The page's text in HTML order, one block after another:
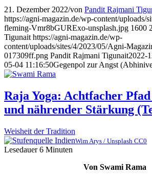
21. Dezember 2022/von Pandit Rajmani
https://agni-magazin.de/wp-content/uploads/
fleming-Vmr8bGURExo-unsplash.jpg 1600
Tigunait https://agni-magazin.de/wp-
content/uploads/sites/4/2023/05/Agni-
017309ff.png Pandit Rajmani Tigunait2022-
05-04 11:16:50Gegenpol zur Angst
Raja Yoga: Achtfacher
und nährender Stärkung
Weisheit der Tradition
Wim Arys / Unsplash CC0
Lesedauer 6 Minuten
Von Swami Rama